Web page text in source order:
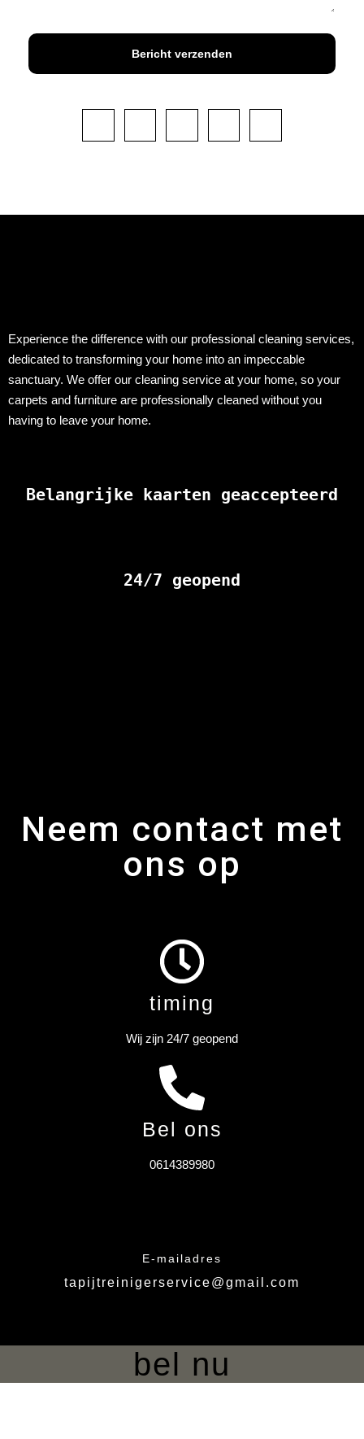
Bericht verzenden
Experience the difference with our professional cleaning services,
dedicated to transforming your home into an impeccable
sanctuary. We offer our cleaning service at your home, so your
carpets and furniture are professionally cleaned without you
having to leave your home.
Belangrijke kaarten geaccepteerd
24/7 geopend
Neem contact met
ons op
timing
Wij zijn 24/7 geopend
Bel ons
0614389980
E-mailadres
tapijtreinigerservice@gmail.com
bel nu